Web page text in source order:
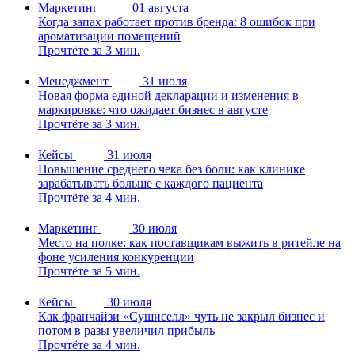
Маркетинг
01 августа
Когда запах работает против бренда: 8 ошибок при
ароматизации помещений
Прочтёте за 3 мин.
Менеджмент
31 июля
Новая форма единой декларации и изменения в
маркировке: что ожидает бизнес в августе
Прочтёте за 3 мин.
Кейсы
31 июля
Повышение среднего чека без боли: как клинике
зарабатывать больше с каждого пациента
Прочтёте за 4 мин.
Маркетинг
30 июля
Место на полке: как поставщикам выжить в ритейле на
фоне усиления конкуренции
Прочтёте за 5 мин.
Кейсы
30 июля
Как франчайзи «Сушиселл» чуть не закрыл бизнес и
потом в разы увеличил прибыль
Прочтёте за 4 мин.